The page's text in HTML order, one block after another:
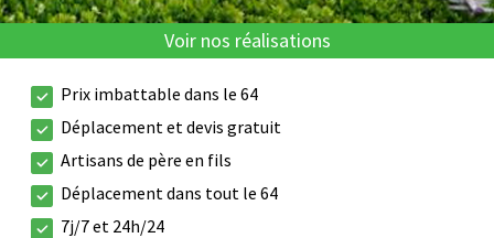
Voir nos réalisations
Prix imbattable dans le 64
Déplacement et devis gratuit
Artisans de père en fils
Déplacement dans tout le 64
7j/7 et 24h/24